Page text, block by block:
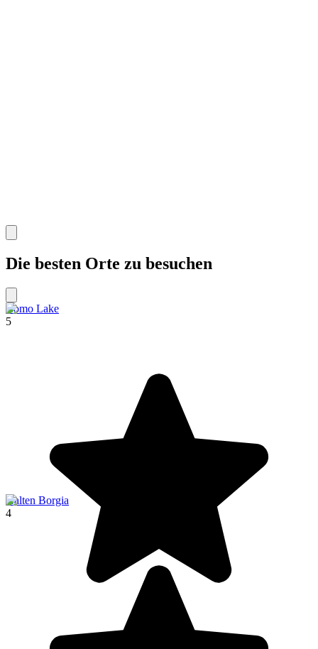
Die besten Orte zu besuchen
Como Lake
5
Halten Borgia
4